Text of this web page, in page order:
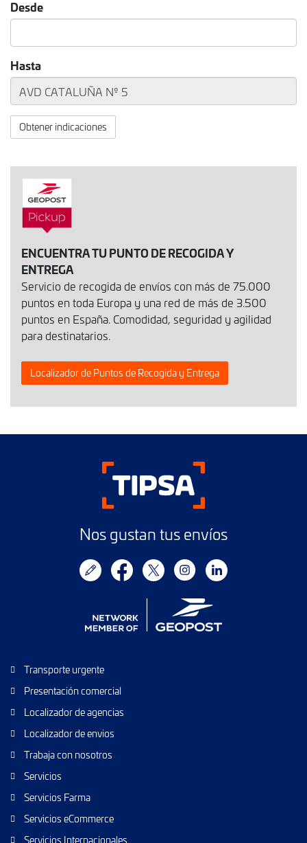
Desde
Hasta
Obtener indicaciones
ENCUENTRA TU PUNTO DE RECOGIDA Y
ENTREGA
Servicio de recogida de envíos con más de 75.000
puntos en toda Europa y una red de más de 3.500
puntos en España. Comodidad, seguridad y agilidad
para destinatarios.
Localizador de Puntos de Recogida y Entrega
Nos gustan tus envíos
Transporte urgente
Presentación comercial
Localizador de agencias
Localizador de envios
Trabaja con nosotros
Servicios
Servicios Farma
Servicios eCommerce
Servicios Internacionales